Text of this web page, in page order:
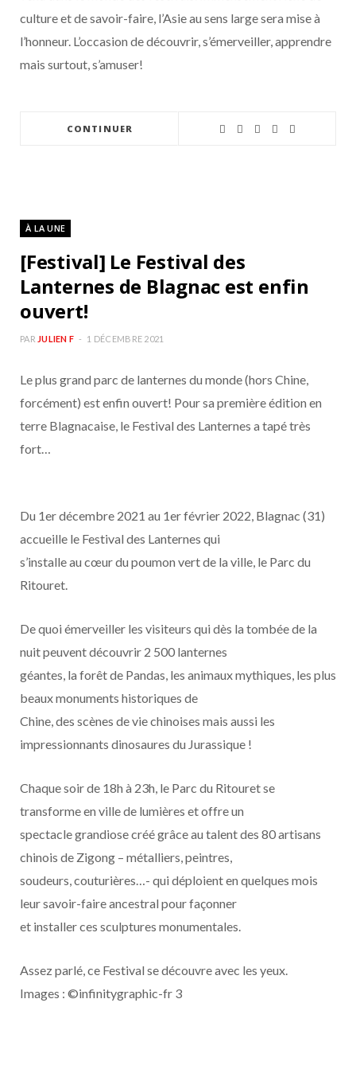
culture et de savoir-faire, l’Asie au sens large sera mise à
l’honneur. L’occasion de découvrir, s’émerveiller, apprendre
mais surtout, s’amuser!
CONTINUER
À LA UNE
[Festival] Le Festival des
Lanternes de Blagnac est enfin
ouvert!
PAR JULIEN F 1 DÉCEMBRE 2021
Le plus grand parc de lanternes du monde (hors Chine,
forcément) est enfin ouvert! Pour sa première édition en
terre Blagnacaise, le Festival des Lanternes a tapé très
fort…
Du 1er décembre 2021 au 1er février 2022, Blagnac (31)
accueille le Festival des Lanternes qui
s’installe au cœur du poumon vert de la ville, le Parc du
Ritouret.
De quoi émerveiller les visiteurs qui dès la tombée de la
nuit peuvent découvrir 2 500 lanternes
géantes, la forêt de Pandas, les animaux mythiques, les plus
beaux monuments historiques de
Chine, des scènes de vie chinoises mais aussi les
impressionnants dinosaures du Jurassique !
Chaque soir de 18h à 23h, le Parc du Ritouret se
transforme en ville de lumières et offre un
spectacle grandiose créé grâce au talent des 80 artisans
chinois de Zigong – métalliers, peintres,
soudeurs, couturières…- qui déploient en quelques mois
leur savoir-faire ancestral pour façonner
et installer ces sculptures monumentales.
Assez parlé, ce Festival se découvre avec les yeux.
Images : ©infinitygraphic-fr 3